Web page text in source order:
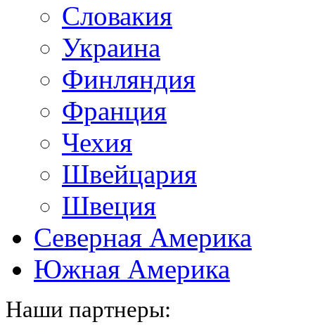
Словакия
Украина
Финляндия
Франция
Чехия
Швейцария
Швеция
Северная Америка
Южная Америка
Наши партнеры: